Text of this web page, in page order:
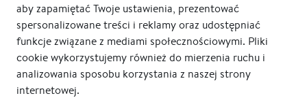
100% gwarancja jakości Polski producent
aby zapamiętać Twoje ustawienia, prezentować
spersonalizowane treści i reklamy oraz udostępniać
funkcje związane z mediami społecznościowymi. Pliki
cookie wykorzystujemy również do mierzenia ruchu i
analizowania sposobu korzystania z naszej strony
internetowej.